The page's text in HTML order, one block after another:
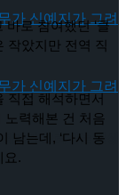
지가 그려내는 인생
로 참여했던 ‘클
작았지만 전역 직
직접 해석하면서
노력해본 건 처음
남는데, ‘다시 동
요.